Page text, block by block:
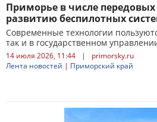
Приморье в числе
развитию беспилотных
Современные технологии
так и в государственном
14 июля 2026, 11:44 |
primorsky.ru
Лента новостей | Приморский край